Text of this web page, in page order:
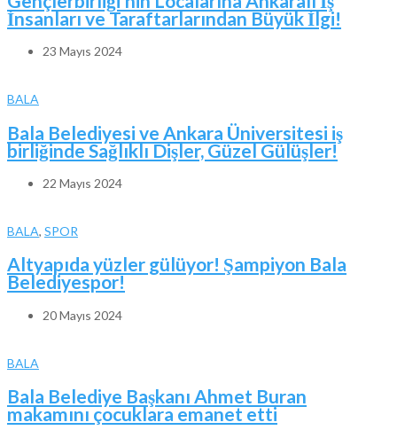
İnsanları ve Taraftarlarından Büyük İlgi!
23 Mayıs 2024
BALA
Bala Belediyesi ve Ankara Üniversitesi iş
birliğinde Sağlıklı Dişler, Güzel Gülüşler!
22 Mayıs 2024
BALA, SPOR
Altyapıda yüzler gülüyor! Şampiyon Bala
Belediyespor!
20 Mayıs 2024
BALA
Bala Belediye Başkanı Ahmet Buran
makamını çocuklara emanet etti